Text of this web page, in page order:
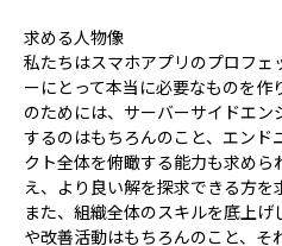
求める人物像
私たちはスマホアプリのプロフ
ーにとって本当に必要なものを作
のためには、サーバーサイドエ
するのはもちろんのこと、エンド
クト全体を俯瞰する能力も求めら
え、より良い解を探求できる方を
また、組織全体のスキルを底上
や改善活動はもちろんのこと、